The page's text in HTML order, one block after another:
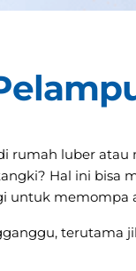
rumah luber
Hal ini bisa
untuk memompa
terutama